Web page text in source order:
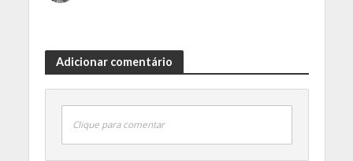
Adicionar comentário
Clique para comentar